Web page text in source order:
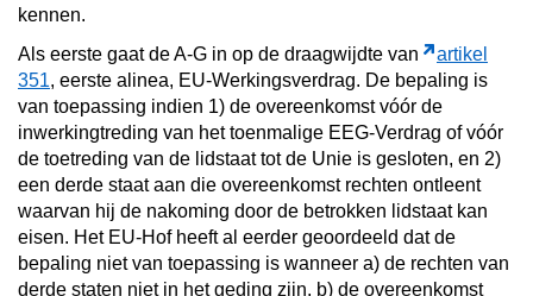
kennen.
Als eerste gaat de A-G in op de draagwijdte van
artikel
351, eerste alinea, EU-Werkingsverdrag. De bepaling is
van toepassing indien 1) de overeenkomst vóór de
inwerkingtreding van het toenmalige EEG-Verdrag of vóór
de toetreding van de lidstaat tot de Unie is gesloten, en 2)
een derde staat aan die overeenkomst rechten ontleent
waarvan hij de nakoming door de betrokken lidstaat kan
eisen. Het EU-Hof heeft al eerder geoordeeld dat de
bepaling niet van toepassing is wanneer a) de rechten van
derde staten niet in het geding zijn, b) de overeenkomst